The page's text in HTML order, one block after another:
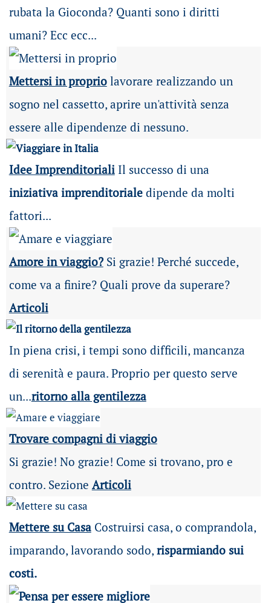
rubata la Gioconda? Quanti sono i diritti
umani? Ecc ecc...
Mettersi in propriolavorare realizzando un
sogno nel cassetto, aprire un'attività senza
essere alle dipendenze di nessuno.
Idee ImprenditorialiIl successo di una
iniziativa imprenditorialedipende da molti
fattori...
Amore in viaggio?Si grazie! Perché succede,
come va a finire? Quali prove da superare?
Articoli
In piena crisi, i tempi sono difficili, mancanza
di serenità e paura. Proprio per questo serve
un...ritorno alla gentilezza
Trovare compagni di viaggio
Si grazie! No grazie! Come si trovano, pro e
contro. Sezione Articoli
Mettere su Casa Costruirsi casa, o comprandola,
imparando, lavorando sodo, risparmiando sui
costi.